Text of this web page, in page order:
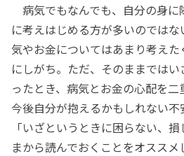
病気でもなんでも、自分の身に
に考えはじめる方が多いのでは
気やお金についてはあまり考え
にしがち。ただ、そのままでは
ったとき、病気とお金の心配を二
今後自分が抱えるかもしれない不
「いざというときに困らない、
まから読んでおくことをオススメ